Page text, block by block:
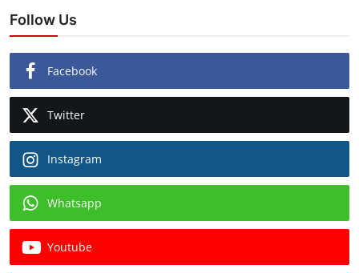
Follow Us
Facebook
Twitter
Instagram
Whatsapp
Youtube